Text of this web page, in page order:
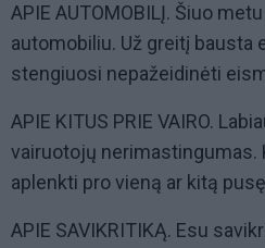
APIE AUTOMOBILĮ. Šiuo
automobiliu. Už greitį bausta
stengiuosi nepažeidinėti
APIE KITUS PRIE VAIRO.
vairuotojų nerimastingumas.
aplenkti pro vieną ar kitą
APIE SAVIKRITIKĄ. Esu